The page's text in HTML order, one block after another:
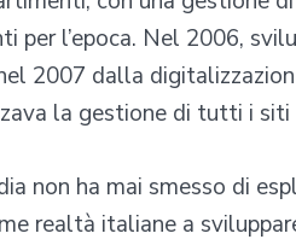
per l’epoca. Nel 2006,
2007 dalla
la gestione di tutti i siti
non ha mai smesso di
realtà italiane a